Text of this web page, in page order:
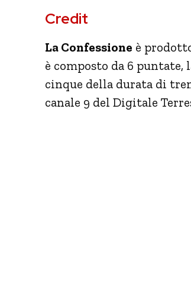
Credit
La Confessione è
è composto da 6
cinque della durata di
canale 9 del Digitale